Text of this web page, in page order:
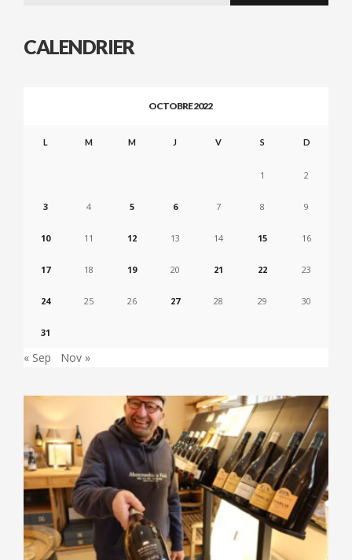
CALENDRIER
OCTOBRE 2022
L M M J V S D
1 2
3 4 5 6 7 8 9
10 11 12 13 14 15 16
17 18 19 20 21 22 23
24 25 26 27 28 29 30
31
« Sep Nov »